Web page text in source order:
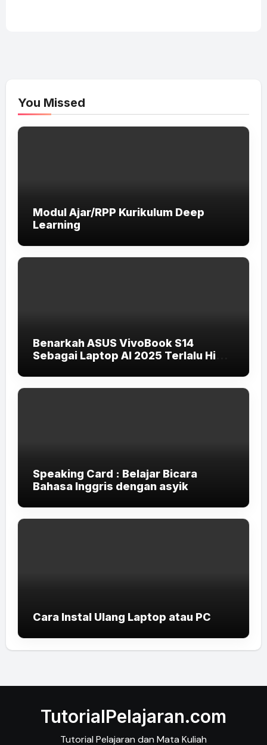
You Missed
Modul Ajar/RPP Kurikulum Deep
Learning
Benarkah ASUS VivoBook S14
Sebagai Laptop AI 2025 Terlalu High-
Speaking Card : Belajar Bicara
Bahasa Inggris dengan asyik
Cara Instal Ulang Laptop atau PC
TutorialPelajaran.com
Tutorial Pelajaran dan Mata Kuliah